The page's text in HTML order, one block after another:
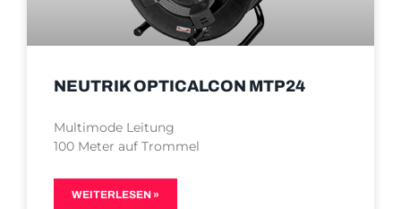
NEUTRIK OPTICALCON MTP24
Multimode Leitung
100 Meter auf Trommel
WEITERLESEN »